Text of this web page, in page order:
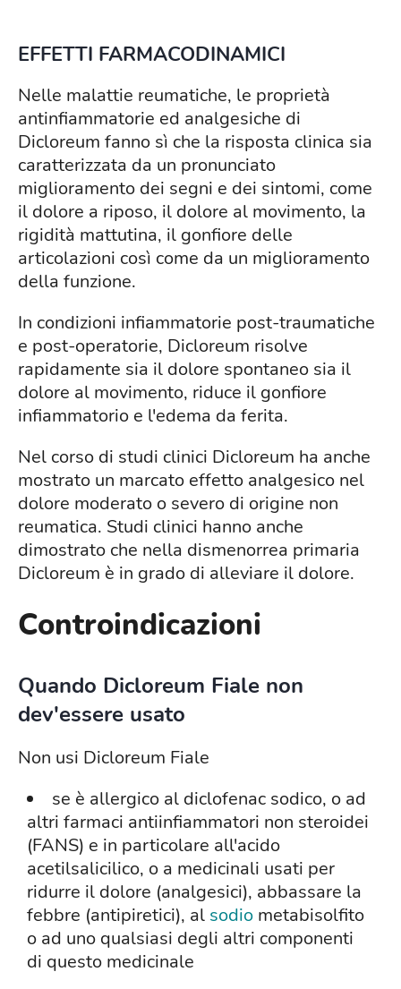
EFFETTI FARMACODINAMICI
Nelle malattie reumatiche, le proprietà
antinfiammatorie ed analgesiche di
Dicloreum fanno sì che la risposta clinica sia
caratterizzata da un pronunciato
miglioramento dei segni e dei sintomi, come
il dolore a riposo, il dolore al movimento, la
rigidità mattutina, il gonfiore delle
articolazioni così come da un miglioramento
della funzione.
In condizioni infiammatorie post-traumatiche
e post-operatorie, Dicloreum risolve
rapidamente sia il dolore spontaneo sia il
dolore al movimento, riduce il gonfiore
infiammatorio e l'edema da ferita.
Nel corso di studi clinici Dicloreum ha anche
mostrato un marcato effetto analgesico nel
dolore moderato o severo di origine non
reumatica. Studi clinici hanno anche
dimostrato che nella dismenorrea primaria
Dicloreum è in grado di alleviare il dolore.
Controindicazioni
Quando Dicloreum Fiale non
dev'essere usato
Non usi Dicloreum Fiale
se è allergico al diclofenac sodico, o ad
altri farmaci antiinfiammatori non steroidei
(FANS) e in particolare all'acido
acetilsalicilico, o a medicinali usati per
ridurre il dolore (analgesici), abbassare la
febbre (antipiretici), al sodio metabisolfito
o ad uno qualsiasi degli altri componenti
di questo medicinale